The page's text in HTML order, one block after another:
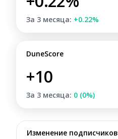
За 3 месяца: +0.22%
DuneScore
+10
За 3 месяца: 0 (0%)
Изменение подписчиков